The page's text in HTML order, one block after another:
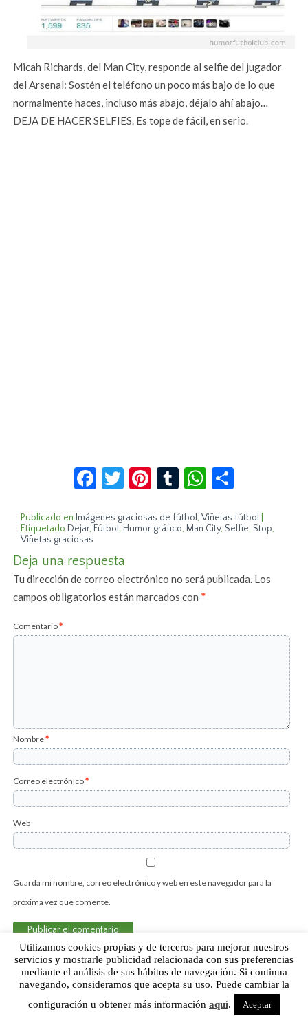
Micah Richards, del Man City, responde al selfie del jugador
del Arsenal: Sostén el teléfono un poco más bajo de lo que
normalmente haces, incluso más abajo, déjalo ahí abajo…
DEJA DE HACER SELFIES. Es tope de fácil, en serio.
Facebook
Twitter
Pinterest
TumblrWhatsApp
Publicado en Imágenes graciosas de fútbol ,Viñetas fútbol
Etiquetado Dejar, Fútbol , Humor gráfico, Man City, Selfie, Stop,
Viñetas graciosas
Deja una respuesta
Tu dirección de correo electrónico no será publicada. Los
campos obligatorios están marcados con*
Comentario*
Nombre*
Correo electrónico*
Web
Guarda mi nombre, correo electrónico y web en este navegador para la
próxima vez que comente.
Sobre Humor Fútbol Club | Aviso legal |Contacto
Humor Fútbol Club © 2015. Todos los derechos reservados
Utilizamos cookies propias y de terceros para mejorar nuestros
servicios y mostrarle publicidad relacionada con sus preferencias
mediante el análisis de sus hábitos de navegación. Si continua
navegando, consideramos que acepta su uso. Puede cambiar la
configuración u obtener más información aquí. Aceptar